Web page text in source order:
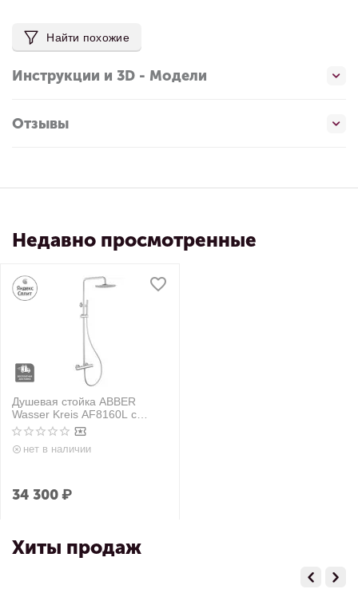
Найти похожие
Инструкции и 3D - Модели
Отзывы
Недавно просмотренные
Душевая стойка ABBER
Wasser Kreis AF8160L с
термостатом без излива,
хром
нет в наличии
34 300₽
Хиты продаж